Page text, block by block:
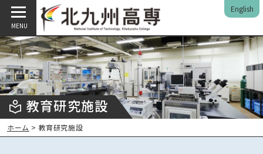
MENU
English
教育研究施設
ホーム > 教育研究施設